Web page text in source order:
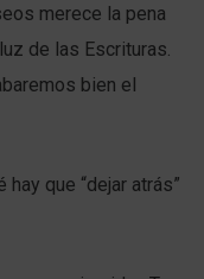
merece la pena
de las Escrituras.
bien el
que “dejar atrás”